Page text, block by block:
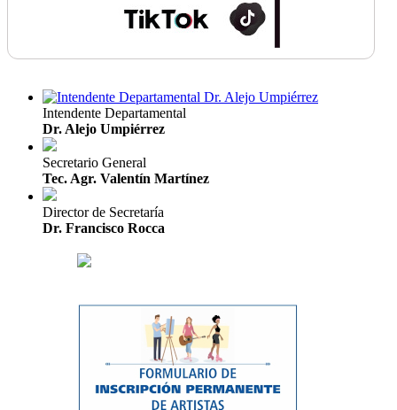
Intendente Departamental
Dr. Alejo Umpiérrez
Secretario General
Tec. Agr. Valentín Martínez
Director de Secretaría
Dr. Francisco Rocca